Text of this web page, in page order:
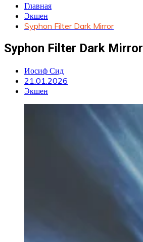
Главная
Экшен
Syphon Filter Dark Mirror
Syphon Filter Dark Mirror
Иосиф Сид
21.01.2026
Экшен